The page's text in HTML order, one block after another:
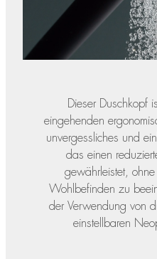
Dieser Duschkopf
eingehenden
unvergessliches und
das einen
gewährleistet,
Wohlbefinden zu
der Verwendung von
einstellbaren